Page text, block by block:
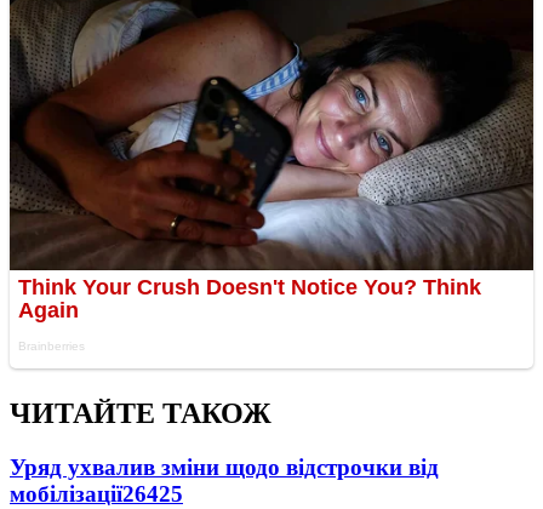
ЧИТАЙТЕ ТАКОЖ
Уряд ухвалив зміни щодо відстрочки від
мобілізації26425